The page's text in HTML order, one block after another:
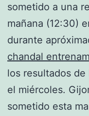
sometido a una
mañana (12:30)
durante
chandal
los resultados de
el miércoles.
sometido esta